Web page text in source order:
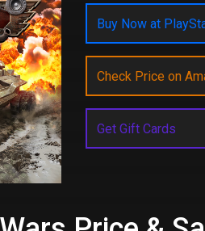
Buy Now at
Check Price on
Get Gift Cards